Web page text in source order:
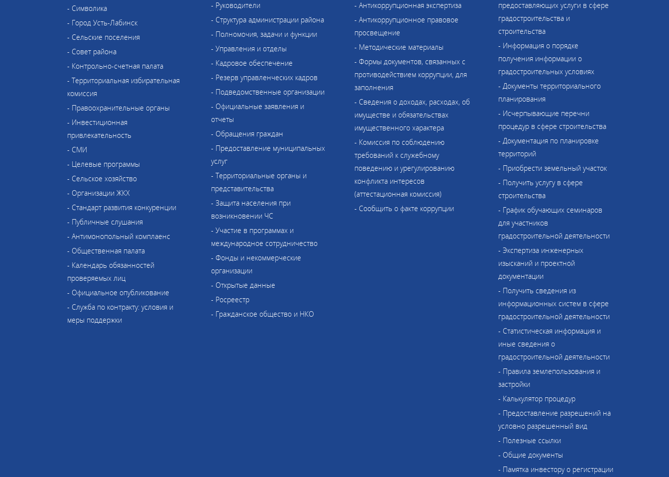
- Символика
- Город Усть-Лабинск
- Сельские поселения
- Совет района
- Контрольно-счетная палата
- Территориальная избирательная
комиссия
- Правоохранительные органы
- Инвестиционная
привлекательность
- СМИ
- Целевые программы
- Сельское хозяйство
- Организации ЖКХ
- Стандарт развития конкуренции
- Публичные слушания
- Антимонопольный комплаенс
- Общественная палата
- Календарь обязанностей
проверяемых лиц
- Официальное опубликование
- Служба по контракту: условия и
меры поддержки
- Руководители
- Структура администрации района
- Полномочия, задачи и функции
- Управления и отделы
- Кадровое обеспечение
- Резерв управленческих кадров
- Подведомственные организации
- Официальные заявления и
отчеты
- Обращения граждан
- Предоставление муниципальных
услуг
- Территориальные органы и
представительства
- Защита населения при
возникновении ЧС
- Участие в программах и
международное сотрудничество
- Фонды и некоммерческие
организации
- Открытые данные
- Росреестр
- Гражданское общество и НКО
- Антикоррупционная экспертиза
- Антикоррупционное правовое
просвещение
- Методические материалы
- Формы документов, связанных с
противодействием коррупции, для
заполнения
- Сведения о доходах, расходах, об
имуществе и обязательствах
имущественного характера
- Комиссия по соблюдению
требований к служебному
поведению и урегулированию
конфликта интересов
(аттестационная комиссия)
- Сообщить о факте коррупции
предоставляющих услуги в сфере
градостроительства и
строительства
- Информация о порядке
получения информации о
градостроительных условиях
- Документы территориального
планирования
- Исчерпывающие перечни
процедур в сфере строительства
- Документация по планировке
территорий
- Приобрести земельный участок
- Получить услугу в сфере
строительства
- График обучающих семинаров
для участников
градостроительной деятельности
- Экспертиза инженерных
изысканий и проектной
документации
- Получить сведения из
информационных систем в сфере
градостроительной деятельности
- Статистическая информация и
иные сведения о
градостроительной деятельности
- Правила землепользования и
застройки
- Калькулятор процедур
- Предоставление разрешений на
условно разрешенный вид
- Полезные ссылки
- Общие документы
- Памятка инвестору о регистрации